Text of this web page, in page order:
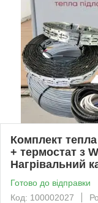
Комплект
+ термостат з
Нагрівальний
Готово до відправки
Код: 100002027